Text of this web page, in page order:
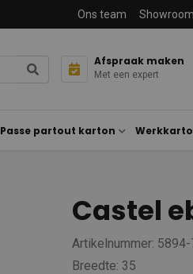
Ons team Showroom
Afspraak maken
Met een expert
Passe partout karton
Castel
Artikelnummer: 5894-
Breedte: 35